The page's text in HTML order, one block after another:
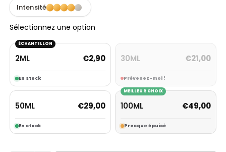
Intensité
Sélectionnez une option
ÉCHANTILLON
2ML
En stock
€2,90 30ML
Prévenez-moi !
€21,00
50ML
En stock
€29,00
MEILLEUR CHOIX
100ML
Presque épuisé
€49,00